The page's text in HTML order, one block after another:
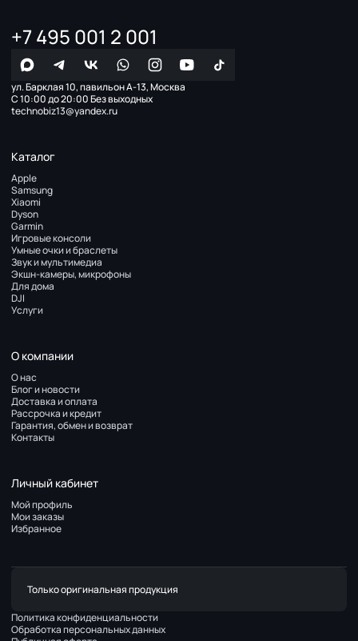
+7 495 001 2 001
ул. Барклая 10, павильон А-13, Москва
С 10:00 до 20:00 Без выходных
technobiz13@yandex.ru
Каталог
Apple
Samsung
Xiaomi
Dyson
Garmin
Игровые консоли
Умные очки и браслеты
Звук и мультимедиа
Экшн-камеры, микрофоны
Для дома
DJI
Услуги
О компании
О нас
Блог и новости
Доставка и оплата
Рассрочка и кредит
Гарантия, обмен и возврат
Контакты
Личный кабинет
Мой профиль
Мои заказы
Избранное
Только оригинальная продукция
Политика конфиденциальности
Обработка персональных данных